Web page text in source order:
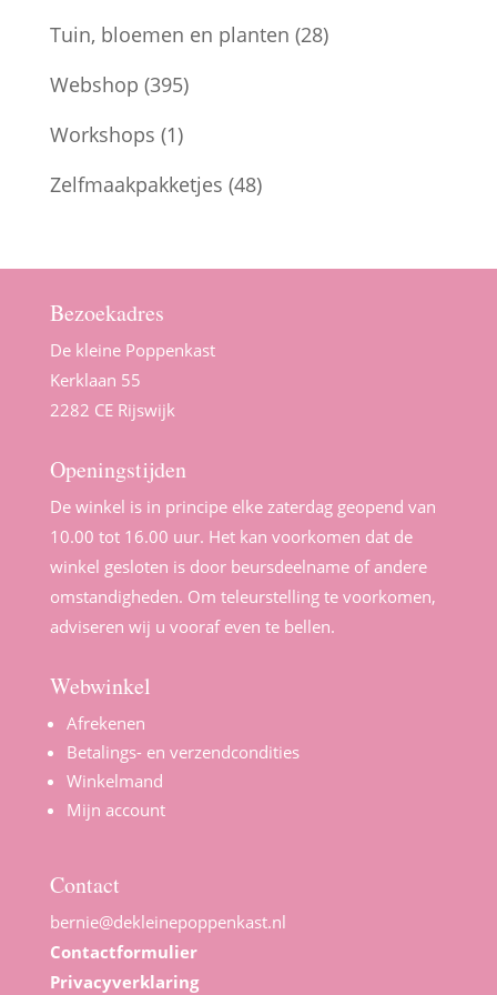
Tuin, bloemen en planten (28)
Webshop (395)
Workshops (1)
Zelfmaakpakketjes (48)
Bezoekadres
De kleine Poppenkast
Kerklaan 55
2282 CE Rijswijk
Openingstijden
De winkel is in principe elke zaterdag geopend van
10.00 tot 16.00 uur. Het kan voorkomen dat de
winkel gesloten is door beursdeelname of andere
omstandigheden. Om teleurstelling te voorkomen,
adviseren wij u vooraf even te bellen.
Webwinkel
Afrekenen
Betalings- en verzendcondities
Winkelmand
Mijn account
Contact
bernie@dekleinepoppenkast.nl
Contactformulier
Privacyverklaring